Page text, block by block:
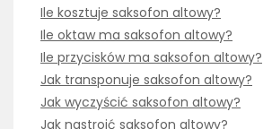
Ile kosztuje saksofon altowy?
Ile oktaw ma saksofon altowy?
Ile przycisków ma saksofon altowy?
Jak transponuje saksofon altowy?
Jak wyczyścić saksofon altowy?
Jak nastroić saksofon altowy?